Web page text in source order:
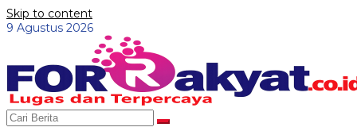
Skip to content
9 Agustus 2026